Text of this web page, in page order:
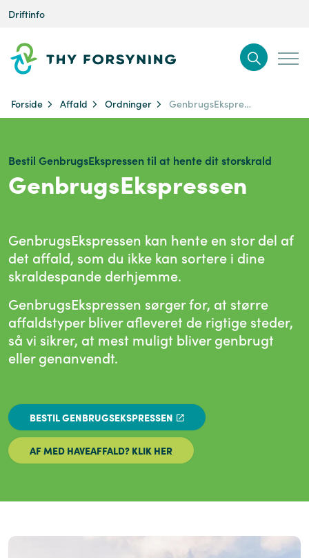
Driftinfo
Forside Affald Ordninger GenbrugsEkspressen
Bestil GenbrugsEkspressen til at hente dit storskrald
GenbrugsEkspressen
GenbrugsEkspressen kan hente en stor del af
det affald, som du ikke kan sortere i dine
skraldespande derhjemme.
GenbrugsEkspressen sørger for, at større
affaldstyper bliver afleveret de rigtige steder,
så vi sikrer, at mest muligt bliver genbrugt
eller genanvendt.
BESTIL GENBRUGSEKSPRESSEN
AF MED HAVEAFFALD? KLIK HER